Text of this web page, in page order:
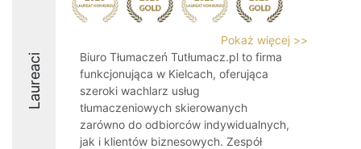
Laureaci
Pokaż więcej >>
Biuro Tłumaczeń Tutłumacz.pl to firma
funkcjonująca w Kielcach, oferująca
szeroki wachlarz usług
tłumaczeniowych skierowanych
zarówno do odbiorców indywidualnych,
jak i klientów biznesowych. Zespół